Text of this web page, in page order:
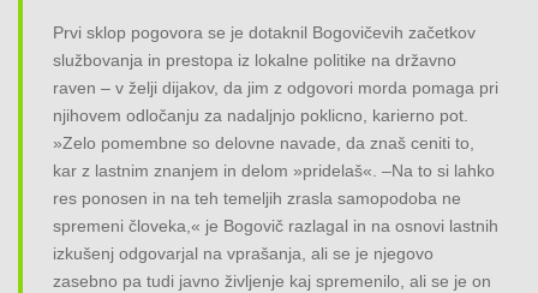
Prvi sklop pogovora se je dotaknil Bogovičevih začetkov
službovanja in prestopa iz lokalne politike na državno
raven – v želji dijakov, da jim z odgovori morda pomaga pri
njihovem odločanju za nadaljnjo poklicno, karierno pot.
»Zelo pomembne so delovne navade, da znaš ceniti to,
kar z lastnim znanjem in delom »pridelaš«. –Na to si lahko
res ponosen in na teh temeljih zrasla samopodoba ne
spremeni človeka,« je Bogovič razlagal in na osnovi lastnih
izkušenj odgovarjal na vprašanja, ali se je njegovo
zasebno pa tudi javno življenje kaj spremenilo, ali se je on